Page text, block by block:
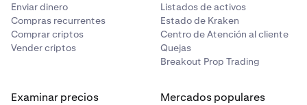
Enviar dinero
Compras recurrentes
Comprar criptos
Vender criptos
Listados de activos
Estado de Kraken
Centro de Atención al cliente
Quejas
Breakout Prop Trading
Examinar precios Mercados populares